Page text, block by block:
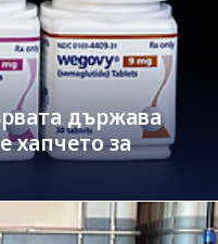
държава
хапчето за